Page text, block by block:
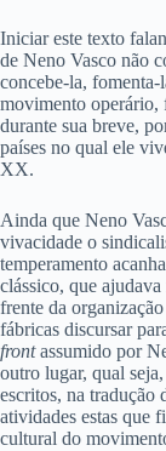
Iniciar este texto
de Neno Vasco não
concebe-la,
movimento operário,
durante sua breve,
países no qual ele
XX.
Ainda que Neno
vivacidade o
temperamento
clássico, que
frente da
fábricas discursar
frontassumido por
outro lugar, qual
escritos, na tradução
atividades estas que
cultural do